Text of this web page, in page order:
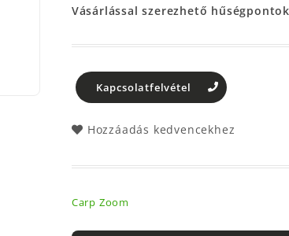
Vásárlással szerezhető
Kapcsolatfelvétel
Hozzáadás kedvencekhez
Carp Zoom